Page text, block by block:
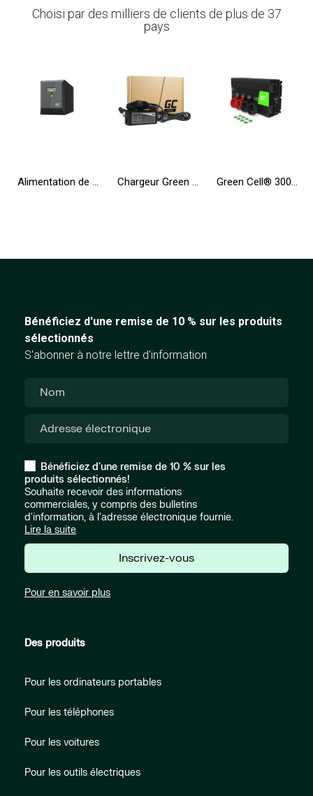
Choisi par des milliers de clients de plus de 37
pays
Alimentation de secours UPS Greencell 2000VA 1200W PowerProof avec écran LCD Chargeur Green Cell PRO 19V 3.42A 65W pour Toshiba Satellite C55 C660 C850 C855 C870 L650 L650D L655 L750 L750D L755 Green Cell® 3000W/6000W Convertisseur de Tension DC 12V AC 230V Onduleur Power Inverter
Bénéficiez d'une remise de 10 % sur les produits
sélectionnés
S'abonner à notre lettre d'information
Bénéficiez d'une remise de 10 % sur les
produits sélectionnés!
Souhaite recevoir des informations
commerciales, y compris des bulletins
d'information, à l'adresse électronique fournie.
Lire la suite
Inscrivez-vous
Pour en savoir plus
Des produits
Pour les ordinateurs portables
Pour les téléphones
Pour les voitures
Pour les outils électriques